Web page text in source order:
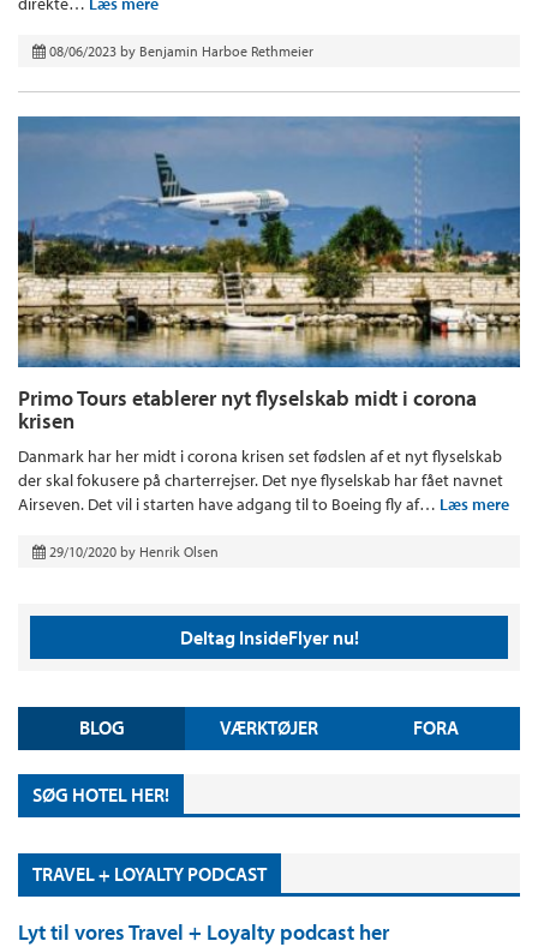
08/06/2023 by Benjamin Harboe Rethmeier
Primo Tours etablerer nyt flyselskab midt i corona
krisen
Danmark har her midt i corona krisen set fødslen af et nyt flyselskab
der skal fokusere på charterrejser. Det nye flyselskab har fået navnet
Airseven. Det vil i starten have adgang til to Boeing fly af… Læs mere
29/10/2020 by Henrik Olsen
Deltag InsideFlyer nu!
BLOG VÆRKTØJER FORA
SØG HOTEL HER!
TRAVEL + LOYALTY PODCAST
Lyt til vores Travel + Loyalty podcast her